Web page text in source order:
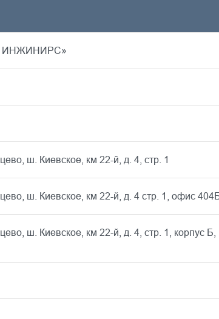
ИНЖИНИРС»
ш. Киевское, км 22-й, д. 4, стр. 1
ш. Киевское, км 22-й, д. 4 стр. 1, офис
ш. Киевское, км 22-й, д. 4, стр. 1, корпус Б,